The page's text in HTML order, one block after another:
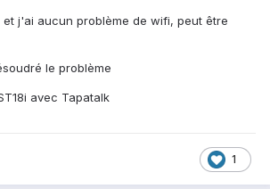
et j'ai aucun problème de wifi, peut être
le problème
avec Tapatalk
1